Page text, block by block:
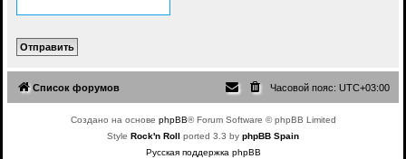
Список форумов Часовой пояс: UTC+03:00
Создано на основе phpBB® Forum Software © phpBB Limited
Style Rock'n Roll ported 3.3 by phpBB Spain
Русская поддержка phpBB